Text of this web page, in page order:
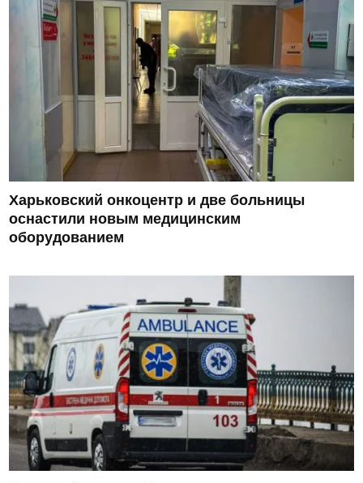
Харьковский онкоцентр и две больницы
оснастили новым медицинским
оборудованием